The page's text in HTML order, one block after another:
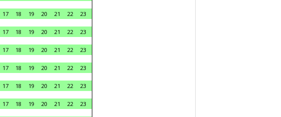
17 18 19 20 21 22
23
17 18 19 20 21 22
23
17 18 19 20 21 22
23
17 18 19 20 21 22
23
17 18 19 20 21 22
23
17 18 19 20 21 22
23